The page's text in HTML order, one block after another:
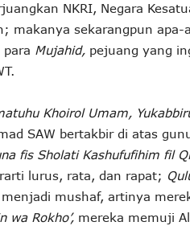
NKRI, Negara
makanya sekarangpun
para Mujahid, pejuang yang
Khoirol Umam,
SAW bertakbir di atas
fis Sholati Kashufufihim fil
lurus, rata, dan rapat;
menjadi mushaf, artinya
wa Rokho’, mereka memuji